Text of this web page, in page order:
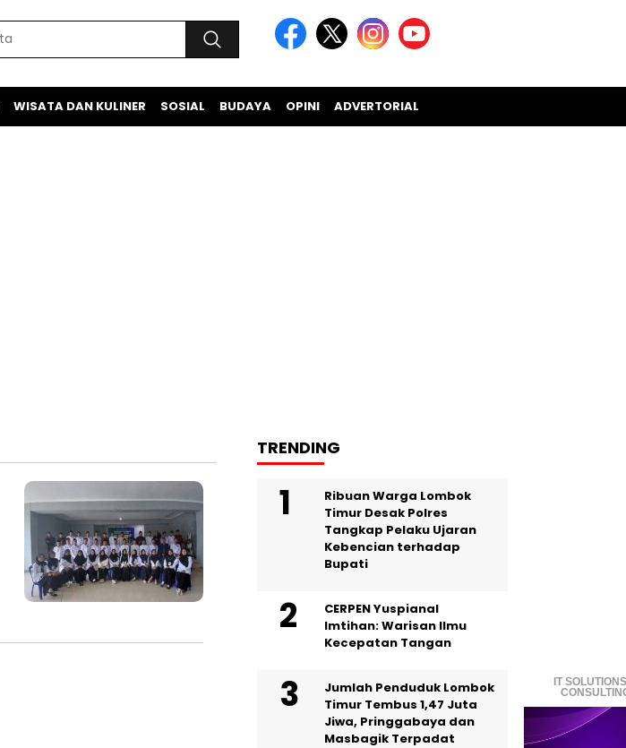
WISATA DAN KULINER SOSIAL BUDAYA OPINI ADVERTORIAL
IT
TRENDING
Ribuan Warga Lombok
Timur Desak Polres
Tangkap Pelaku Ujaran
Kebencian terhadap
Bupati
CERPEN Yuspianal
Imtihan: Warisan Ilmu
Kecepatan Tangan
Jumlah Penduduk Lombok
Timur Tembus 1,47 Juta
Jiwa, Pringgabaya dan
Masbagik Terpadat